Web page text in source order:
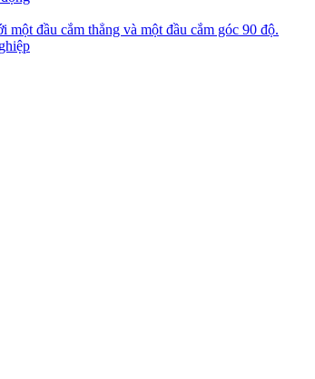
đầu cắm thẳng và một đầu cắm góc 90 độ.